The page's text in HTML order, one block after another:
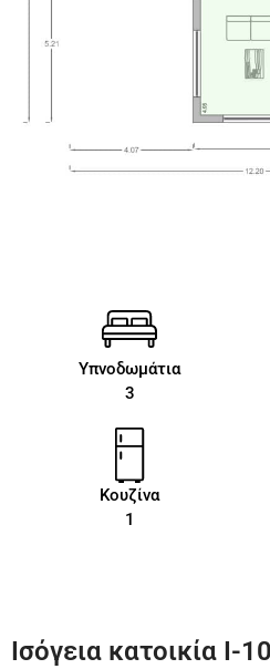
Υπνοδωμάτια
3
Κουζίνα
1
Ισόγεια κατοικία Ι-